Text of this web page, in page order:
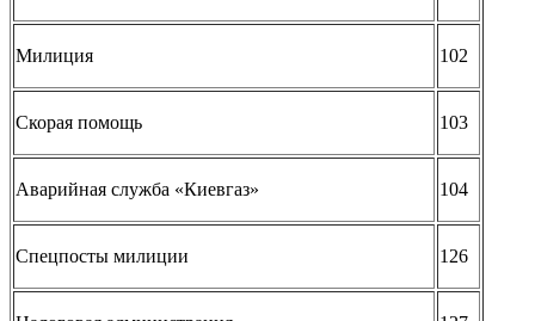
Милиция 102
Скорая помощь 103
Аварийная служба «Киевгаз» 104
Спецпосты милиции 126